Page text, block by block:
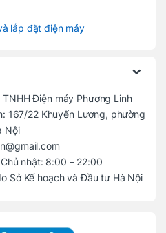
lắp đặt điện máy
Điện máy Phương Linh
167/22 Khuyến Lương, phường
Nội
nhật: 8:00 – 22:00
Sở Kế hoạch và Đầu tư Hà Nội